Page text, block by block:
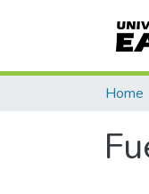
Home